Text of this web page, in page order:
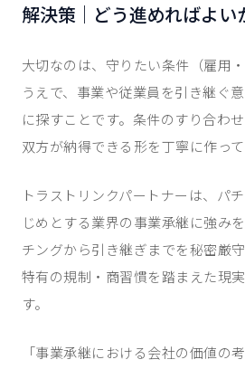
解決策｜どう進めればよい
大切なのは、守りたい条件（雇用
うえで、事業や従業員を引き継ぐ
に探すことです。条件のすり合わせ
双方が納得できる形を丁寧に作って
トラストリンクパートナーは、パ
じめとする業界の事業承継に強み
チングから引き継ぎまでを秘密厳
特有の規制・商習慣を踏まえた現
す。
「事業承継における会社の価値の